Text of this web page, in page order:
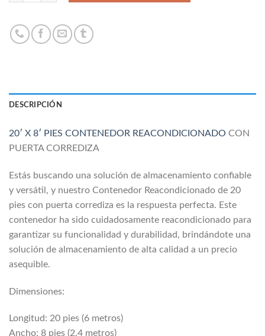
DESCRIPCIÓN
20′ X 8′ PIES CONTENEDOR REACONDICIONADO CON
PUERTA CORREDIZA
Estás buscando una solución de almacenamiento confiable
y versátil, y nuestro Contenedor Reacondicionado de 20
pies con puerta corrediza es la respuesta perfecta. Este
contenedor ha sido cuidadosamente reacondicionado para
garantizar su funcionalidad y durabilidad, brindándote una
solución de almacenamiento de alta calidad a un precio
asequible.
Dimensiones:
Longitud: 20 pies (6 metros)
Ancho: 8 pies (2.4 metros)